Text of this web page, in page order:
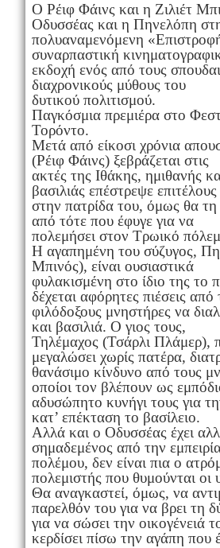
Ο Ρέιφ Φάινς και η Ζιλιέτ
Οδυσσέας και η Πηνελόπη
πολυαναμενόμενη
συναρπαστική
εκδοχή ενός από τους
διαχρονικούς μύθους του
δυτικού πολιτισμού.
Παγκόσμια πρεμιέρα στο
Τορόντο.
Μετά από είκοσι χρόνια
(Ρέιφ Φάινς) ξεβράζεται στις
ακτές της Ιθάκης, ημιθανής
βασιλιάς επέστρεψε επιτέλους
στην πατρίδα του, όμως θα τη
από τότε που έφυγε για να
πολεμήσει στον Τρωικό
Η αγαπημένη του σύζυγος,
Μπινός), είναι ουσιαστικά
φυλακισμένη στο ίδιο της το
δέχεται αφόρητες πιέσεις από
φιλόδοξους μνηστήρες να
και βασιλιά. Ο γιος τους,
Τηλέμαχος (Τσάρλι Πλάμερ),
μεγαλώσει χωρίς πατέρα,
θανάσιμο κίνδυνο από τους
οποίοι τον βλέπουν ως
αδυσώπητο κυνήγι τους για
κατ’ επέκταση το βασίλειο.
Αλλά και ο Οδυσσέας έχει
σημαδεμένος από την
πολέμου, δεν είναι πια ο
πολεμιστής που θυμούνται οι
Θα αναγκαστεί, όμως, να
παρελθόν του για να βρει τη
για να σώσει την οικογένειά
κερδίσει πίσω την αγάπη που